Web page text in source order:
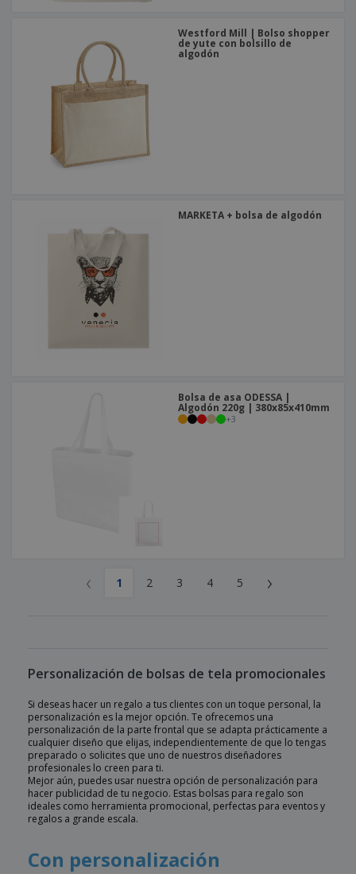
Westford Mill | Bolso shopper
de yute con bolsillo de
algodón
MARKETA + bolsa de algodón
Bolsa de asa ODESSA |
Algodón 220g | 380x85x410mm
+3
‹ 1 2 3 4 5 ›
Personalización de bolsas de tela promocionales
Si deseas hacer un regalo a tus clientes con un toque personal, la
personalización es la mejor opción. Te ofrecemos una
personalización de la parte frontal que se adapta prácticamente a
cualquier diseño que elijas, independientemente de que lo tengas
preparado o solicites que uno de nuestros diseñadores
profesionales lo creen para ti.
Mejor aún, puedes usar nuestra opción de personalización para
hacer publicidad de tu negocio. Estas bolsas para regalo son
ideales como herramienta promocional, perfectas para eventos y
regalos a grande escala.
Con personalización